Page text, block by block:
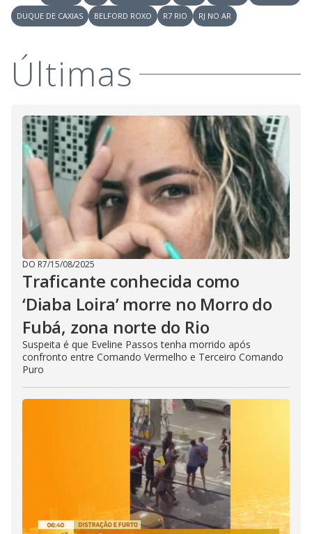
i
d
e
o
DUQUE DE CAXIAS
BELFORD ROXO R7 RIO RJ NO AR
Últimas
DO R7/15/08/2025
Traficante conhecida como
‘Diaba Loira’ morre no Morro do
Fubá, zona norte do Rio
Suspeita é que Eveline Passos tenha morrido após
confronto entre Comando Vermelho e Terceiro Comando
Puro